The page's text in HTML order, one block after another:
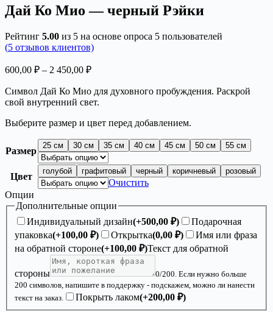
Дай Ко Мио — черный Рэйки
Рейтинг 5.00 из 5 на основе опроса 5 пользователей
(5 отзывов клиентов)
600,00 ₽ – 2 450,00 ₽Диапазон
600,00 ₽
–
450,00 ₽
Символ Дай Ко Мио для духовного пробуждения. Раскрой
свой внутренний свет.
Выберите размер и цвет перед добавлением.
Размер
25 см 30 см 35 см 40 см 45 см 50 см 55 см
Цвет
голубой графитовый черный коричневый розовый
Очистить
Опции
Дополнительные опции
Индивидуальный дизайн(+500,00 ₽)
Подарочная
упаковка(+100,00 ₽) Открытка(0,00 ₽)
Имя или фраза
на обратной стороне(+100,00 ₽)Текст для обратной
стороны 0/200. Если нужно больше
200 символов, напишите в поддержку - подскажем, можно ли нанести
текст на заказ.
Покрыть лаком(+200,00 ₽)